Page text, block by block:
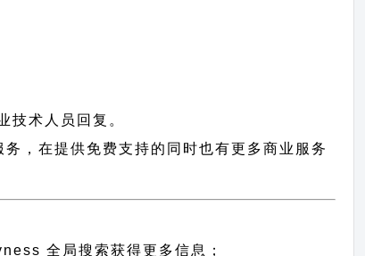
技术人员回复。
，在提供免费支持的同时也有更多商业服务
全局搜索获得更多信息；